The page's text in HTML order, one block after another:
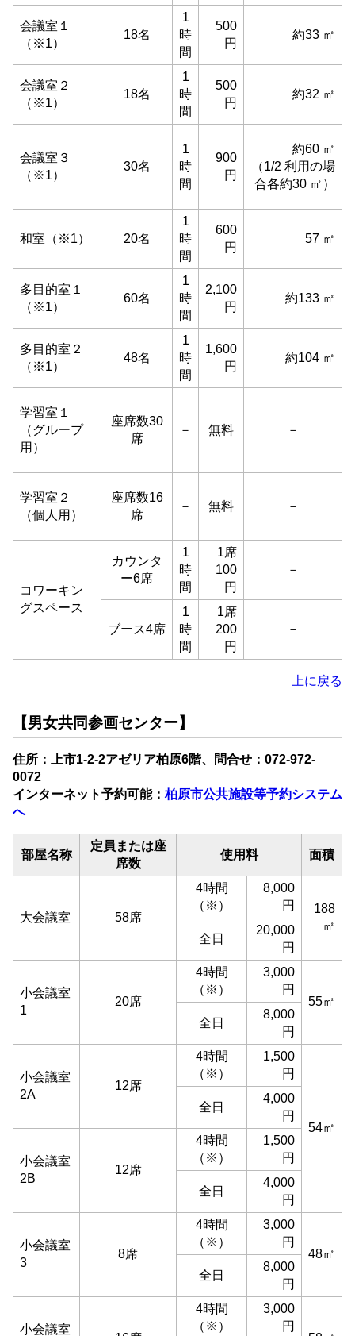
会議室１
（※1）
18名
1
時
間
500
円
約33 ㎡
会議室２
（※1）
18名
1
時
間
500
円
約32 ㎡
会議室３
（※1）
30名
1
時
間
900
円
約60 ㎡
（1/2 利用の場
合各約30 ㎡）
和室（※1） 20名
1
時
間
600
円
57 ㎡
多目的室１
（※1）
60名
1
時
間
2,100
円
約133 ㎡
多目的室２
（※1）
48名
1
時
間
1,600
円
約104 ㎡
学習室１
（グループ
用）
座席数30
席
－ 無料 －
学習室２
（個人用）
座席数16
席
－ 無料 －
コワーキン
グスペース
カウンタ
ー6席
1
時
間
1席
100
円
－
ブース4席
1
時
間
1席
200
円
－
上に戻る
【男女共同参画センター】
住所：上市1-2-2アゼリア柏原6階、問合せ：072-972-
0072
インターネット予約可能：柏原市公共施設等予約システム
へ
部屋名称
定員または座
席数
使用料 面積
大会議室 58席
4時間
（※）
8,000
円
188
㎡
全日
20,000
円
小会議室
1
20席
4時間
（※）
3,000
円
55㎡
全日
8,000
円
小会議室
2A
12席
4時間
（※）
1,500
円
54㎡
全日
4,000
円
小会議室
2B
12席
4時間
（※）
1,500
円
全日
4,000
円
小会議室
3
8席
4時間
（※）
3,000
円
48㎡
全日
8,000
円
小会議室
4時間
（※）
3,000
円